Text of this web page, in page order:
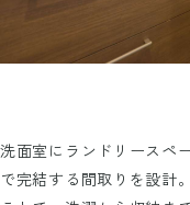
洗面室にランドリースペ
で完結する間取りを設計